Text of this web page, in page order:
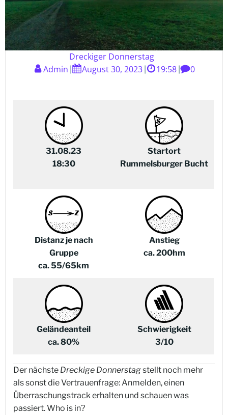
Dreckiger Donnerstag
Admin
August 30, 2023 19:58 0
31.08.23
18:30
Startort
Rummelsburger Bucht
Distanz je nach
Gruppe
ca. 55/65km
Anstieg
ca. 200hm
Geländeanteil
ca. 80%
Schwierigkeit
3/10
Der nächste Dreckige Donnerstagstellt noch mehr
als sonst die Vertrauenfrage: Anmelden, einen
Überraschungstrack erhalten und schauen was
passiert. Who is in?